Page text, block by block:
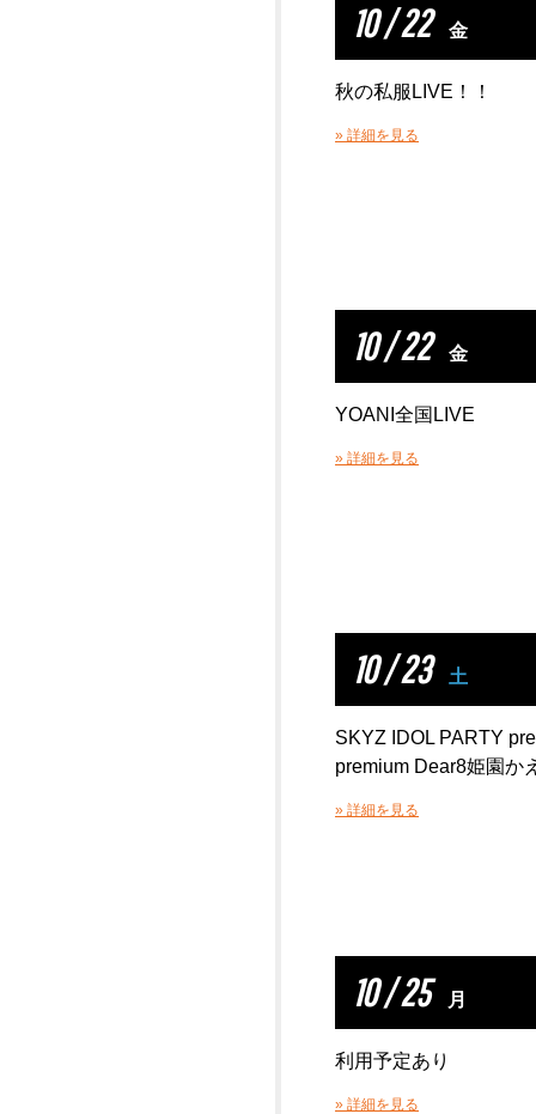
10 / 22 金
秋の私服LIVE！！
» 詳細を見る
10 / 22 金
YOANI全国LIVE
» 詳細を見る
10 / 23 土
SKYZ IDOL PARTY
premium Dear8姫園か
» 詳細を見る
10 / 25 月
利用予定あり
» 詳細を見る